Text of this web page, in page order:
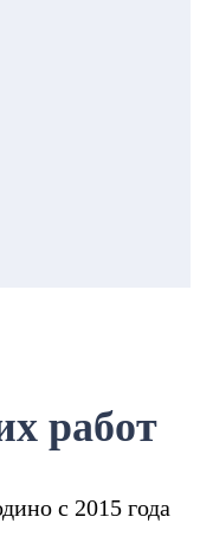
работ
с 2015 года